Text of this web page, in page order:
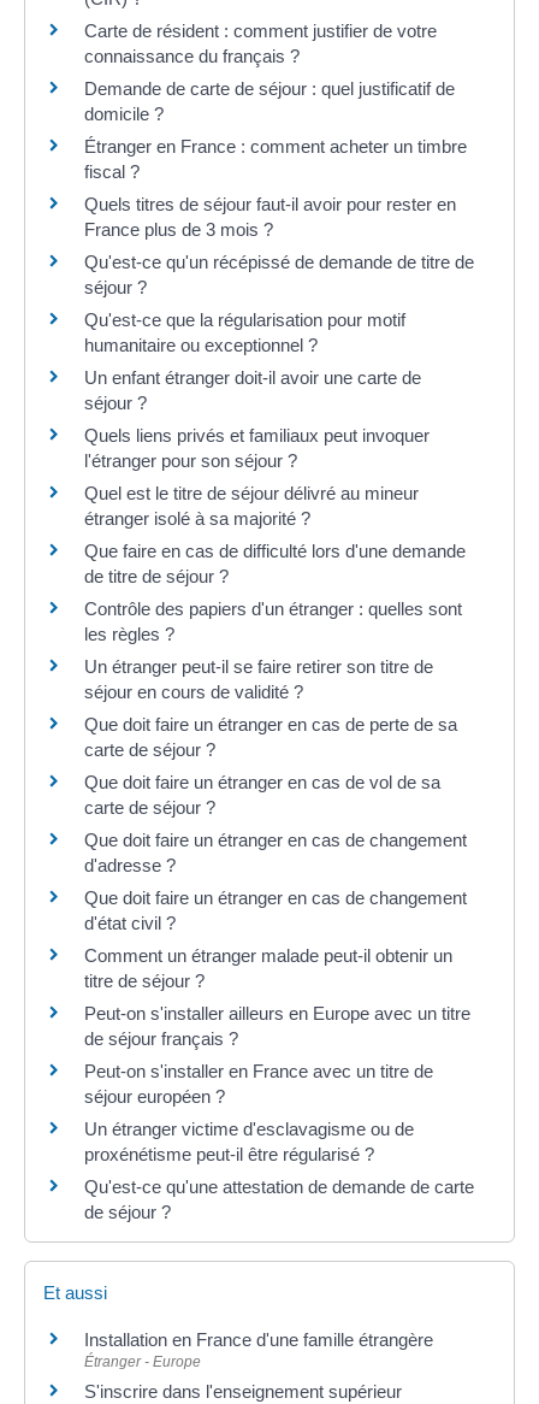
Carte de résident : comment justifier de votre
connaissance du français ?
Demande de carte de séjour : quel justificatif de
domicile ?
Étranger en France : comment acheter un timbre
fiscal ?
Quels titres de séjour faut-il avoir pour rester en
France plus de 3 mois ?
Qu'est-ce qu'un récépissé de demande de titre de
séjour ?
Qu'est-ce que la régularisation pour motif
humanitaire ou exceptionnel ?
Un enfant étranger doit-il avoir une carte de
séjour ?
Quels liens privés et familiaux peut invoquer
l'étranger pour son séjour ?
Quel est le titre de séjour délivré au mineur
étranger isolé à sa majorité ?
Que faire en cas de difficulté lors d'une demande
de titre de séjour ?
Contrôle des papiers d'un étranger : quelles sont
les règles ?
Un étranger peut-il se faire retirer son titre de
séjour en cours de validité ?
Que doit faire un étranger en cas de perte de sa
carte de séjour ?
Que doit faire un étranger en cas de vol de sa
carte de séjour ?
Que doit faire un étranger en cas de changement
d'adresse ?
Que doit faire un étranger en cas de changement
d'état civil ?
Comment un étranger malade peut-il obtenir un
titre de séjour ?
Peut-on s'installer ailleurs en Europe avec un titre
de séjour français ?
Peut-on s'installer en France avec un titre de
séjour européen ?
Un étranger victime d'esclavagisme ou de
proxénétisme peut-il être régularisé ?
Qu'est-ce qu'une attestation de demande de carte
de séjour ?
Et aussi
Installation en France d'une famille étrangère
Étranger - Europe
S'inscrire dans l'enseignement supérieur